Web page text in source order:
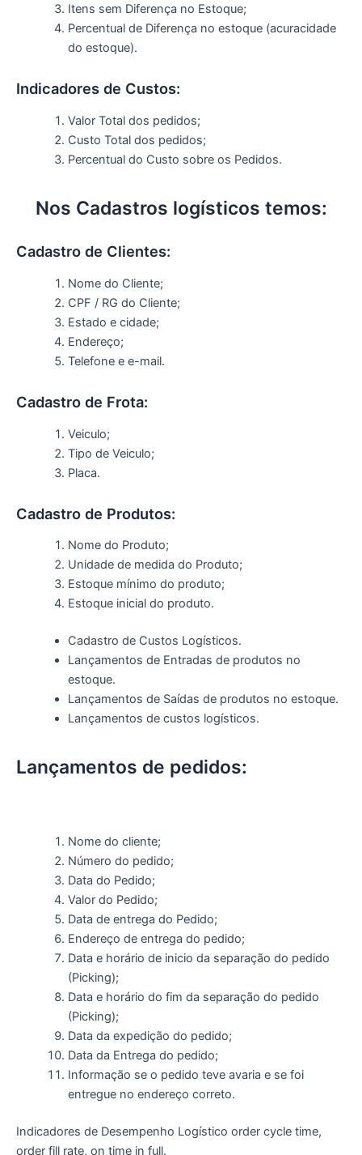
Itens sem Diferença no Estoque;
Percentual de Diferença no estoque (acuracidade
do estoque).
Indicadores de Custos:
Valor Total dos pedidos;
Custo Total dos pedidos;
Percentual do Custo sobre os Pedidos.
Nos Cadastros logísticos temos:
Cadastro de Clientes:
Nome do Cliente;
CPF / RG do Cliente;
Estado e cidade;
Endereço;
Telefone e e-mail.
Cadastro de Frota:
Veiculo;
Tipo de Veiculo;
Placa.
Cadastro de Produtos:
Nome do Produto;
Unidade de medida do Produto;
Estoque mínimo do produto;
Estoque inicial do produto.
Cadastro de Custos Logísticos.
Lançamentos de Entradas de produtos no
estoque.
Lançamentos de Saídas de produtos no estoque.
Lançamentos de custos logísticos.
Lançamentos de pedidos:
Nome do cliente;
Número do pedido;
Data do Pedido;
Valor do Pedido;
Data de entrega do Pedido;
Endereço de entrega do pedido;
Data e horário de inicio da separação do pedido
(Picking);
Data e horário do fim da separação do pedido
(Picking);
Data da expedição do pedido;
Data da Entrega do pedido;
Informação se o pedido teve avaria e se foi
entregue no endereço correto.
Indicadores de Desempenho Logístico order cycle time,
order fill rate, on time in full.